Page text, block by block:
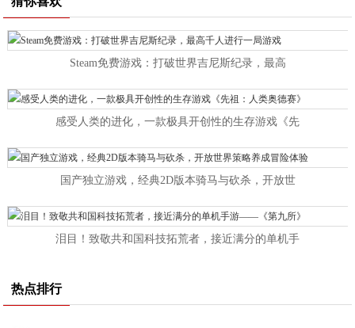
Steam免费游戏：打破世界吉尼斯纪录，最高
感受人类的进化，一款极具开创性的生存游戏《先
国产独立游戏，经典2D版本骑马与砍杀，开放世
泪目！致敬共和国科技拓荒者，接近满分的单机手
热点排行